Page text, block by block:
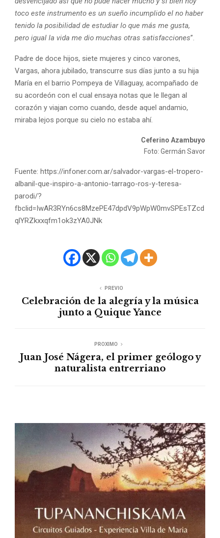
toco este instrumento es un sueño incumplido el no haber
tenido la posibilidad de estudiar lo que más me gusta,
pero igual la vida me dio muchas otras satisfacciones”.
Padre de doce hijos, siete mujeres y cinco varones,
Vargas, ahora jubilado, transcurre sus días junto a su hija
María en el barrio Pompeya de Villaguay, acompañado de
su acordeón con el cual ensaya notas que le llegan al
corazón y viajan como cuando, desde aquel andamio,
miraba lejos porque su cielo no estaba ahí.
Ceferino Azambuyo
Foto: Germán Savor
Fuente: https://infoner.com.ar/salvador-vargas-el-tropero-
albanil-que-inspiro-a-antonio-tarrago-ros-y-teresa-
parodi/?
fbclid=IwAR3RYn6cs8MzePE47dpdV9pWpW0mvSPEsTZcd
qlYRZkxxqfm1ok3zYA0JNk
PREVIO
Celebración de la alegría y la música
junto a Quique Yance
PROXIMO
Juan José Nágera, el primer geólogo y
naturalista entrerriano